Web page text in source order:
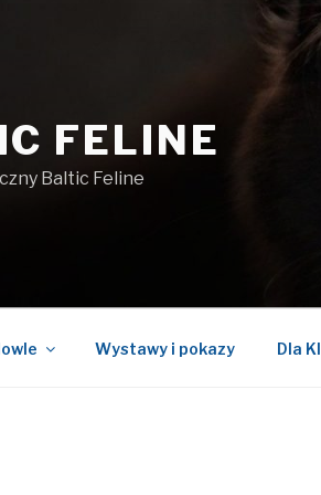
FELINE
Baltic Feline
Wystawy i pokazy Dla